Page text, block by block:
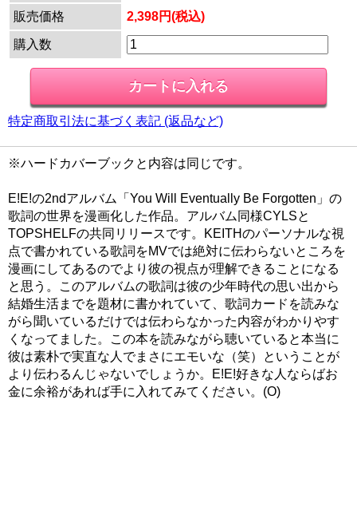
販売価格
2,398円(税込)
購入数
特定商取引法に基づく表記 (返品など)
※ハードカバーブックと内容は同じです。
E!E!の2ndアルバム「You Will Eventually Be Forgotten」の
歌詞の世界を漫画化した作品。アルバム同様CYLSと
TOPSHELFの共同リリースです。KEITHのパーソナルな視
点で書かれている歌詞をMVでは絶対に伝わらないところを
漫画にしてあるのでより彼の視点が理解できることになる
と思う。このアルバムの歌詞は彼の少年時代の思い出から
結婚生活までを題材に書かれていて、歌詞カードを読みな
がら聞いているだけでは伝わらなかった内容がわかりやす
くなってました。この本を読みながら聴いていると本当に
彼は素朴で実直な人でまさにエモいな（笑）ということが
より伝わるんじゃないでしょうか。E!E!好きな人ならばお
金に余裕があれば手に入れてみてください。(O)